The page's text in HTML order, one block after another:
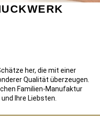
her, die mit einer
Qualität überzeugen.
Familien-Manufaktur
Ihre Liebsten.